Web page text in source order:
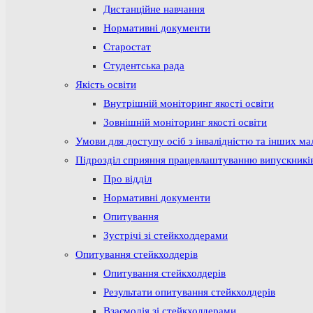
Дистанційне навчання
Нормативні документи
Старостат
Студентська рада
Якість освіти
Внутрішній моніторинг якості освіти
Зовнішній моніторинг якості освіти
Умови для доступу осіб з інвалідністю та інших
Підрозділ сприяння працевлаштуванню
Про відділ
Нормативні документи
Опитування
Зустрічі зі стейкхолдерами
Опитування стейкхолдерів
Опитування стейкхолдерів
Результати опитування стейкхолдерів